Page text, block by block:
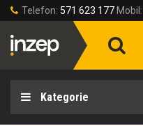
Telefon: 571 623 177 Mobil:
Kategorie